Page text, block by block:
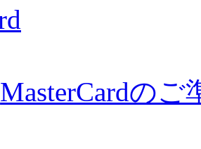
MasterCardのご